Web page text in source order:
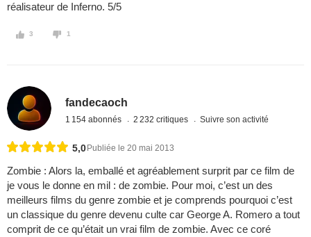
réalisateur de Inferno. 5/5
3 1
fandecaoch
1 154 abonnés 2 232 critiques Suivre son activité
5,0 Publiée le 20 mai 2013
Zombie : Alors la, emballé et agréablement surprit par ce film de
je vous le donne en mil : de zombie. Pour moi, c’est un des
meilleurs films du genre zombie et je comprends pourquoi c’est
un classique du genre devenu culte car George A. Romero a tout
comprit de ce qu’était un vrai film de zombie. Avec ce coré